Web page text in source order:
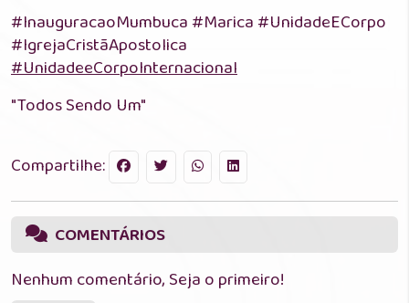
#InauguracaoMumbuca #Marica #UnidadeECorpo
#IgrejaCristãApostolica
#UnidadeeCorpoInternacional
"Todos Sendo Um"
Compartilhe:
COMENTÁRIOS
Nenhum comentário, Seja o primeiro!